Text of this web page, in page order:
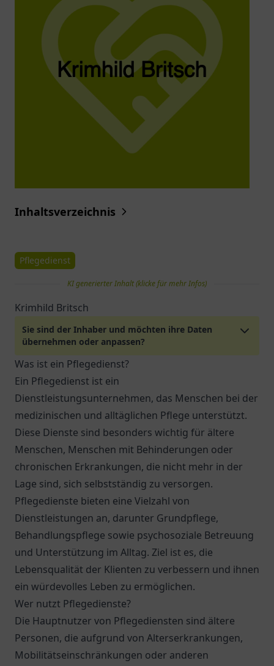
Inhaltsverzeichnis
Pflegedienst
KI generierter Inhalt (klicke für mehr Infos)
Krimhild Britsch
Sie sind der Inhaber und möchten ihre Daten
übernehmen oder anpassen?
Was ist ein Pflegedienst?
Ein Pflegedienst ist ein
Dienstleistungsunternehmen, das Menschen bei der
medizinischen und alltäglichen Pflege unterstützt.
Diese Dienste sind besonders wichtig für ältere
Menschen, Menschen mit Behinderungen oder
chronischen Erkrankungen, die nicht mehr in der
Lage sind, sich selbstständig zu versorgen.
Pflegedienste bieten eine Vielzahl von
Dienstleistungen an, darunter Grundpflege,
Behandlungspflege sowie psychosoziale Betreuung
und Unterstützung im Alltag. Ziel ist es, die
Lebensqualität der Klienten zu verbessern und ihnen
ein würdevolles Leben zu ermöglichen.
Wer nutzt Pflegedienste?
Die Hauptnutzer von Pflegediensten sind ältere
Personen, die aufgrund von Alterserkrankungen,
Mobilitätseinschränkungen oder anderen